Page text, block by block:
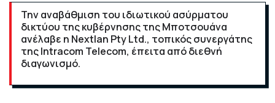
Την αναβάθμιση του ιδιωτικού ασύρματου
δικτύου της κυβέρνησης της Μποτσουάνα
ανέλαβε η Nextlan Pty Ltd., τοπικός συνεργάτης
της Intracom Telecom, έπειτα από διεθνή
διαγωνισμό.